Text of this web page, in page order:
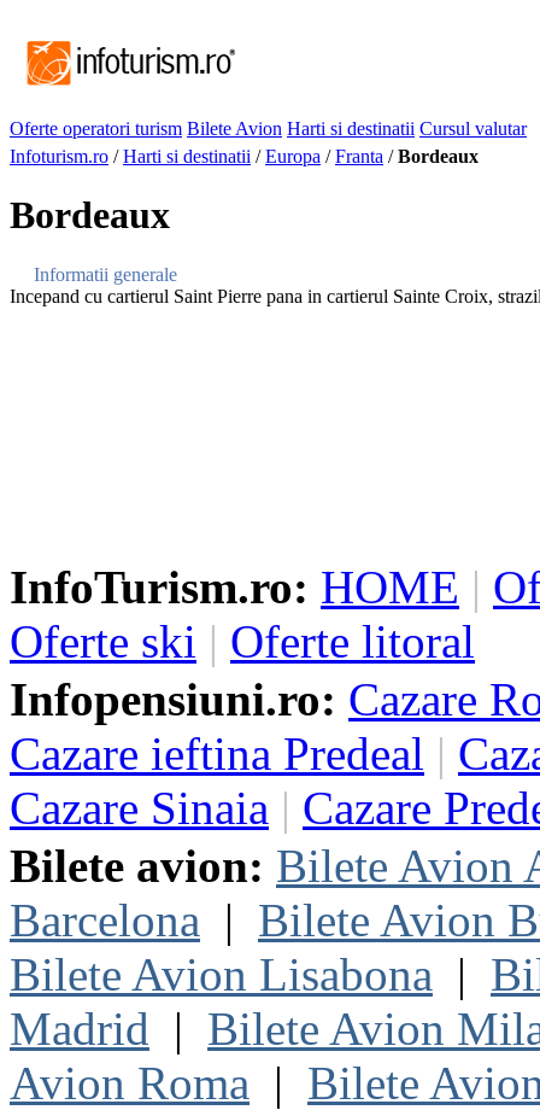
Oferte operatori turism Bilete Avion Harti si destinatii Cursul valutar
Infoturism.ro /Harti si destinatii /Europa /Franta /Bordeaux
Bordeaux
Informatii generale
Incepand cu cartierul Saint Pierre pana in cartierul Sainte Croix,
InfoTurism.ro: HOME |
Oferte ski | Oferte litoral
Infopensiuni.ro: Cazare
Cazare ieftina Predeal |
Cazare Sinaia | Cazare
Bilete avion: Bilete Avion
Barcelona | Bilete Avion
Bilete Avion Lisabona |
Madrid | Bilete Avion
Avion Roma | Bilete